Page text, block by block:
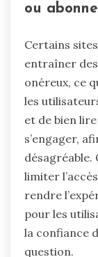
ou
Certains
entraîner
onéreux, ce
les
et de bien
s’engager,
désagréable.
limiter
rendre
pour les
la confiance
question.